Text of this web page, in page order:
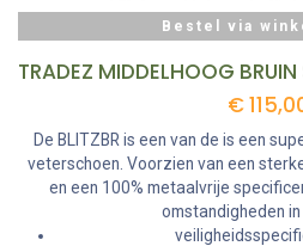
Bestel via
€
De BLITZBR is een van de is een
veterschoen. Voorzien van een
en een 100% metaalvrije
omstandigheden